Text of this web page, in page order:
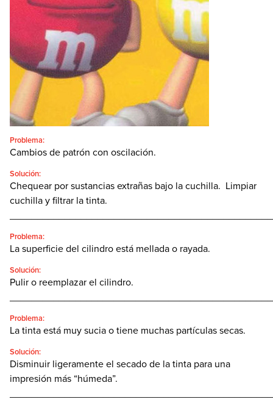
CONTACTO
Español
BUSCAR:'
SEARCH
Problema:
Cambios de patrón con oscilación.
Solución:
Chequear por sustancias extrañas bajo la cuchilla. Limpiar
cuchilla y filtrar la tinta.
Problema:
La superficie del cilindro está mellada o rayada.
Solución:
Pulir o reemplazar el cilindro.
Problema:
La tinta está muy sucia o tiene muchas partículas secas.
Solución:
Disminuir ligeramente el secado de la tinta para una
impresión más “húmeda”.